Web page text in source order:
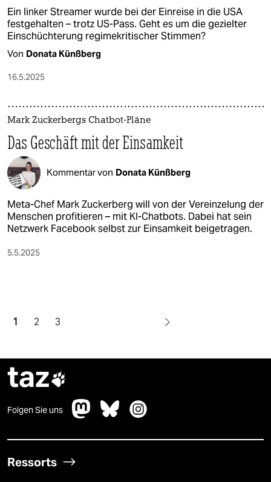
Ein linker Streamer wurde bei der Einreise in die USA
festgehalten – trotz US-Pass. Geht es um die gezielter
Einschüchterung regimekritischer Stimmen?
Von Donata Künßberg
16.5.2025
Mark Zuckerbergs Chatbot-Pläne
Das Geschäft mit der Einsamkeit
Kommentar von Donata Künßberg
Meta-Chef Mark Zuckerberg will von der Vereinzelung der
Menschen profitieren – mit KI-Chatbots. Dabei hat sein
Netzwerk Facebook selbst zur Einsamkeit beigetragen.
5.5.2025
1 2 3
taz
Folgen Sie uns
Ressorts